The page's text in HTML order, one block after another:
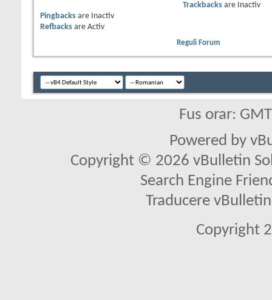
Trackbacksare
Inactiv
Pingbacks are
Inactiv
Refbacks are Activ
Reguli Forum
Fus orar:
Powered by
Copyright © 2026 vBulletin
Search Engine
Traducere
Copyright